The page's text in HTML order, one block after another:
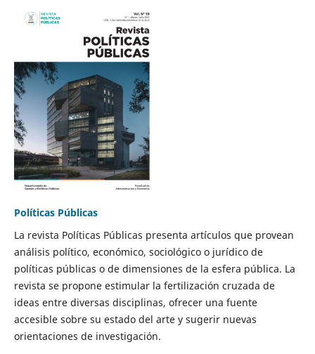
Políticas Públicas
La revista Políticas Públicas presenta artículos que provean
análisis político, económico, sociológico o jurídico de
políticas públicas o de dimensiones de la esfera pública. La
revista se propone estimular la fertilización cruzada de
ideas entre diversas disciplinas, ofrecer una fuente
accesible sobre su estado del arte y sugerir nuevas
orientaciones de investigación.